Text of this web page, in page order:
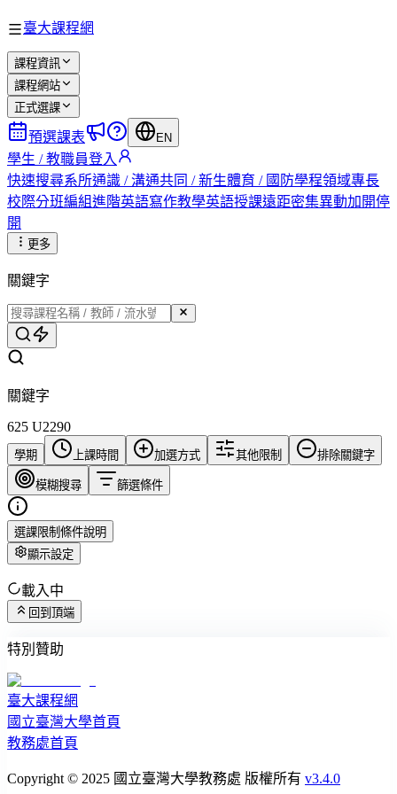
臺大課程網
課程資訊
課程網站
正式選課
預選課表 EN
學生 / 教職員登入
快速搜尋系所通識 / 溝通共同 / 新生體育 / 國防學程領域專長
校際分班編組進階英語寫作教學英語授課遠距密集異動加開停
開
更多
關鍵字
關鍵字
625 U2290
學期 上課時間 加選方式 其他限制 排除關鍵字
模糊搜尋 篩選條件
選課限制條件說明
顯示設定
載入中
回到頂端
特別贊助
臺大課程網
國立臺灣大學首頁
教務處首頁
Copyright © 2025 國立臺灣大學教務處 版權所有 v3.4.0